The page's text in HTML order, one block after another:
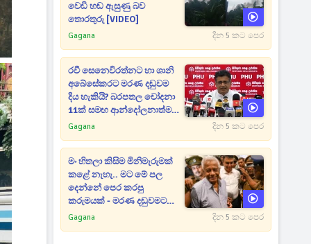
වෙඩි හඬ ඇසුණු බව
තොරතුරු [VIDEO]
Gagana දින 5 කට පෙර
රවී සෙනෙවිරත්නට හා ශානි
අබේසේකරට මරණ දඬුවම
දිය හැකියි? බරපතල චෝදනා
11ක් සමඟ ආන්දෝලනාත්මක
ප්‍රකාශයක් [VIDEO]
Gagana දින 5 කට පෙර
මං හිතලා කිසිම මිනිමැරුමක්
කළේ නැහැ.. මට මේ පල
දෙන්නේ පෙර කරපු
කරුමයක් - මරණ දඬුවමට
කළින් කට ඇරපු පූජිත් හඬා
Gagana දින 5 කට පෙර